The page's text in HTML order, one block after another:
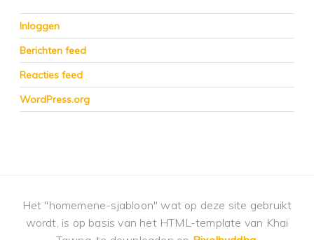
Inloggen
Berichten feed
Reacties feed
WordPress.org
Het "homemene-sjabloon" wat op deze site gebruikt
wordt, is op basis van het HTML-template van Khai